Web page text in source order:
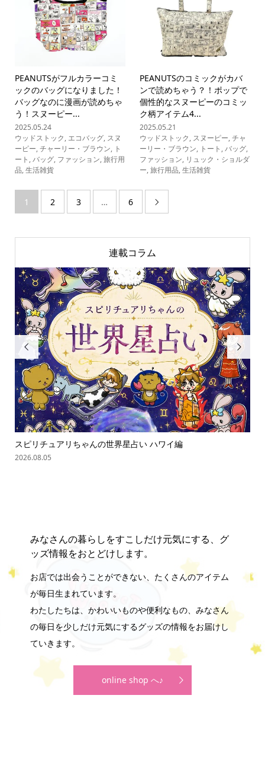
PEANUTSがフルカラーコミ
ックのバッグになりました！
バッグなのに漫画が読めちゃ
う！スヌーピー...
2025.05.24
ウッドストック, エコバッグ, スヌ
ーピー,チャーリー・ブラウン, ト
ート ,バッグ, ファッション,旅行用
品,生活雑貨
PEANUTSのコミックがカバ
ンで読めちゃう？！ポップで
個性的なスヌーピーのコミッ
ク柄アイテム4...
2025.05.21
ウッドストック, スヌーピー,チャ
ーリー・ブラウン, トート ,バッグ,
ファッション, リュック・ショルダ
ー,旅行用品,生活雑貨
1 2 3 … 6 
連載コラム

スピリチュアリちゃんの世界星占い ハワイ編
2026.08.05

みなさんの暮らしをすこしだけ元気にする、グ
ッズ情報をおとどけします。
お店では出会うことができない、たくさんのアイテム
が毎日生まれています。
わたしたちは、かわいいものや便利なもの、みなさん
の毎日を少しだけ元気にするグッズの情報をお届けし
ていきます。
online shop へ♪